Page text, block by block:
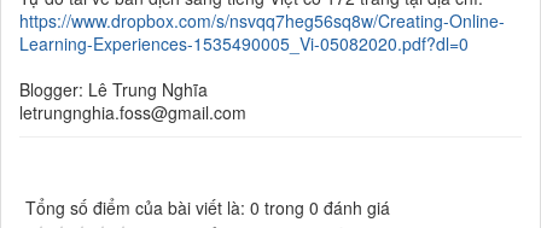
https://www.dropbox.com/s/nsvqq7heg56sq8w/Creating-Online-
Learning-Experiences-1535490005_Vi-05082020.pdf?dl=0
Blogger: Lê Trung Nghĩa
letrungnghia.foss@gmail.com
Tổng số điểm của bài viết là: 0 trong 0 đánh giá